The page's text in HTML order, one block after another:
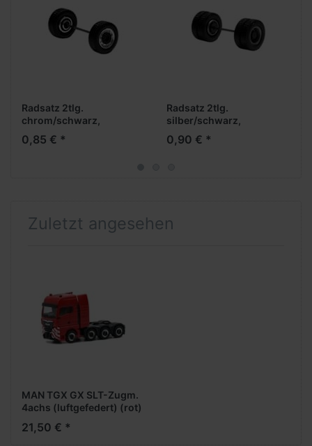
Radsatz 2tlg.
chrom/schwarz,
Breitreifen (Vorderachse /
Aufliegerachse)
0,85 € *
Radsatz 2tlg.
silber/schwarz,
Antriebsachse
0,90 € *
Zuletzt angesehen
MAN TGX GX SLT-Zugm.
4achs (luftgefedert) (rot)
Schutzblech m.
21,50 € *